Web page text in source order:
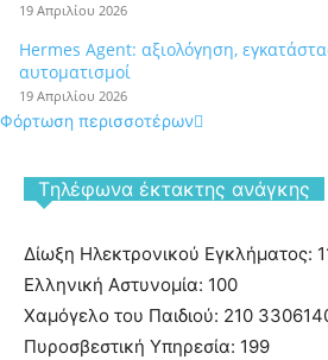
19 Απριλίου 2026
Hermes Agent: αξιολόγηση,
αυτοματισμοί
19 Απριλίου 2026
Φόρτωση περισσοτέρων
Tηλέφωνα έκτακτης ανάγκης
Δίωξη Ηλεκτρονικού Εγκλήματος:
Ελληνική Αστυνομία: 100
Χαμόγελο του Παιδιού: 210
Πυροσβεστική Υπηρεσία: 199